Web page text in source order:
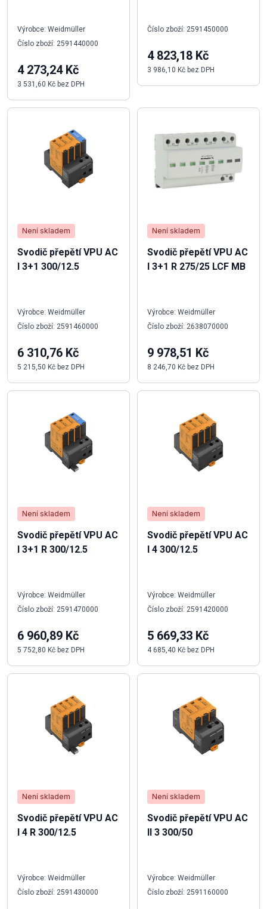
Výrobce: Weidmüller
Číslo zboží: 2591440000
4 273,24 Kč
3 531,60 Kč bez DPH
Číslo zboží: 2591450000
4 823,18 Kč
3 986,10 Kč bez DPH
Není skladem
Svodič přepětí VPU AC
I 3+1 300/12.5
Výrobce: Weidmüller
Číslo zboží: 2591460000
6 310,76 Kč
5 215,50 Kč bez DPH
Není skladem
Svodič přepětí VPU AC
I 3+1 R 275/25 LCF MB
Výrobce: Weidmüller
Číslo zboží: 2638070000
9 978,51 Kč
8 246,70 Kč bez DPH
Není skladem
Svodič přepětí VPU AC
I 3+1 R 300/12.5
Výrobce: Weidmüller
Číslo zboží: 2591470000
6 960,89 Kč
5 752,80 Kč bez DPH
Není skladem
Svodič přepětí VPU AC
I 4 300/12.5
Výrobce: Weidmüller
Číslo zboží: 2591420000
5 669,33 Kč
4 685,40 Kč bez DPH
Není skladem
Svodič přepětí VPU AC
I 4 R 300/12.5
Výrobce: Weidmüller
Číslo zboží: 2591430000
Není skladem
Svodič přepětí VPU AC
II 3 300/50
Výrobce: Weidmüller
Číslo zboží: 2591160000